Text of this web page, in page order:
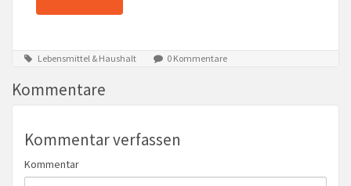
Lebensmittel & Haushalt 0 Kommentare
Kommentare
Kommentar verfassen
Kommentar